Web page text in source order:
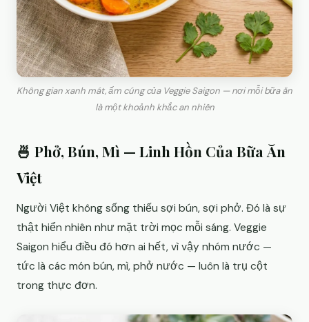
Không gian xanh mát, ấm cúng của Veggie Saigon — nơi mỗi bữa ăn
là một khoảnh khắc an nhiên
🍜 Phở, Bún, Mì — Linh Hồn Của Bữa Ăn
Việt
Người Việt không sống thiếu sợi bún, sợi phở. Đó là sự
thật hiển nhiên như mặt trời mọc mỗi sáng. Veggie
Saigon hiểu điều đó hơn ai hết, vì vậy nhóm nước —
tức là các món bún, mì, phở nước — luôn là trụ cột
trong thực đơn.